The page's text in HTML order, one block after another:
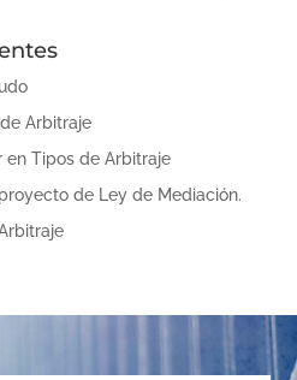
Arbitraje
en Tipos de Arbitraje
de Ley de Mediación.